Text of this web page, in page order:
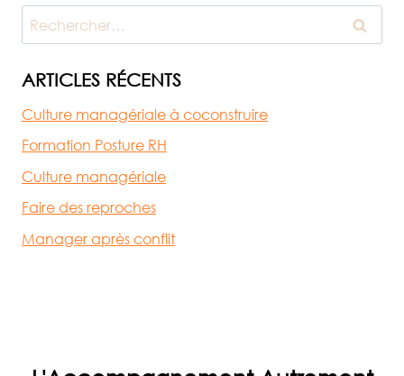
COFFRET
POUR
Rechercher :
ARTICLES RÉCENTS
Culture managériale à coconstruire
Formation Posture RH
Culture managériale
Faire des reproches
Manager après conflit